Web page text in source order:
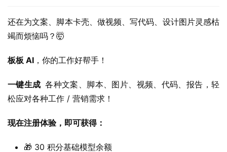
还在为文案、脚本卡壳、做视频、写代码、设计图片灵感枯
竭而烦恼吗？🤯
板板 AI ，你的工作好帮手！
一键生成 各种文案、脚本、图片、视频、代码、报告，轻
松应对各种工作 / 营销需求！
现在注册体验，即可获得：
🎁 30 积分基础模型余额